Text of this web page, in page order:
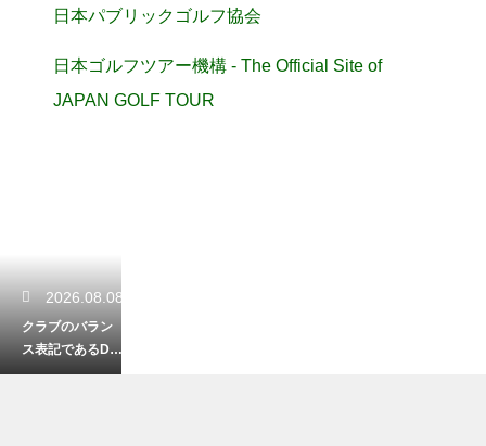
日本パブリックゴルフ協会
日本ゴルフツアー機構 - The Official Site of
JAPAN GOLF TOUR
2026.08.08
クラブのバラン
ス表記であるD0
とD1の違いと振